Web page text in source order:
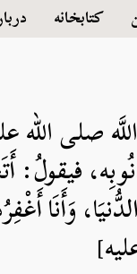
کتابخانه
صلی الله
وَأَنَا